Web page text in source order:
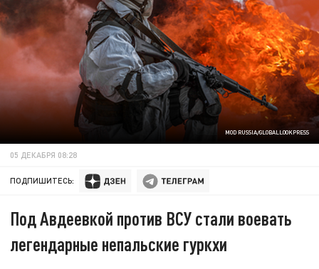
MOD RUSSIA/GLOBALLOOKPRESS
05 ДЕКАБРЯ 08:28
ПОДПИШИТЕСЬ:
Под Авдеевкой против ВСУ стали воевать
легендарные непальские гуркхи